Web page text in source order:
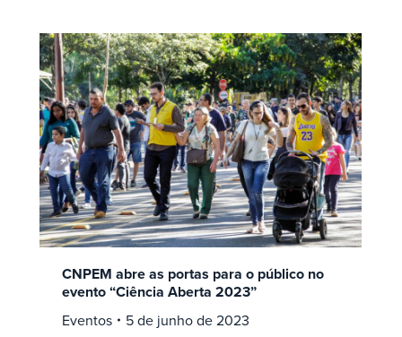
CNPEM abre as portas para o público no
evento “Ciência Aberta 2023”
Eventos
5 de junho de 2023